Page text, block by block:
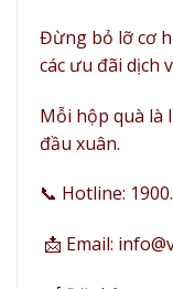
Đừng bỏ lỡ cơ
các ưu đãi dịch
Mỗi hộp quà là
đầu xuân.
📞 Hotline:
📩 Email: